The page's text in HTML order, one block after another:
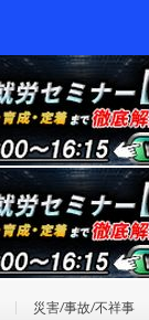
災害/事故/不祥事